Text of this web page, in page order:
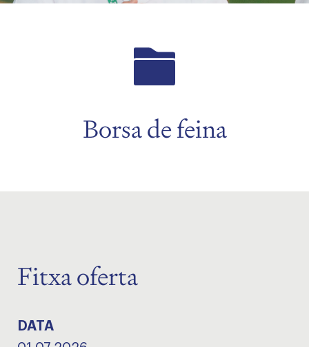
Borsa de feina
Fitxa oferta
DATA